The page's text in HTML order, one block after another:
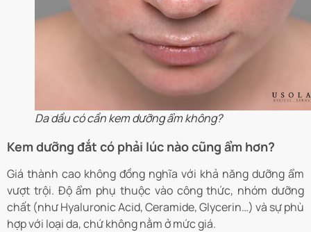
Da dầu có cần kem dưỡng ẩm không?
Kem dưỡng đắt có phải lúc nào cũng ẩm hơn?
Giá thành cao không đồng nghĩa với khả năng dưỡng ẩm
vượt trội. Độ ẩm phụ thuộc vào công thức, nhóm dưỡng
chất (như Hyaluronic Acid, Ceramide, Glycerin…) và sự phù
hợp với loại da, chứ không nằm ở mức giá.